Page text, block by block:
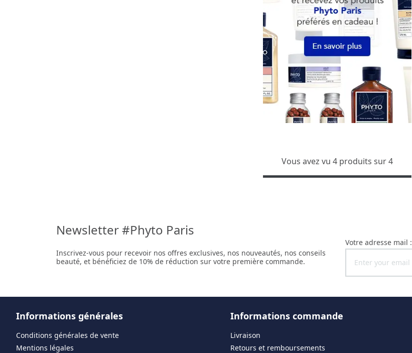
Vous avez vu 4 produits sur 4
Newsletter #Phyto Paris
Inscrivez-vous pour recevoir nos offres exclusives, nos nouveautés, nos conseils
beauté, et bénéficiez de 10% de réduction sur votre première commande.
Votre adresse mail :
Informations générales
Conditions générales de vente
Mentions légales
Informations commande
Livraison
Retours et remboursements